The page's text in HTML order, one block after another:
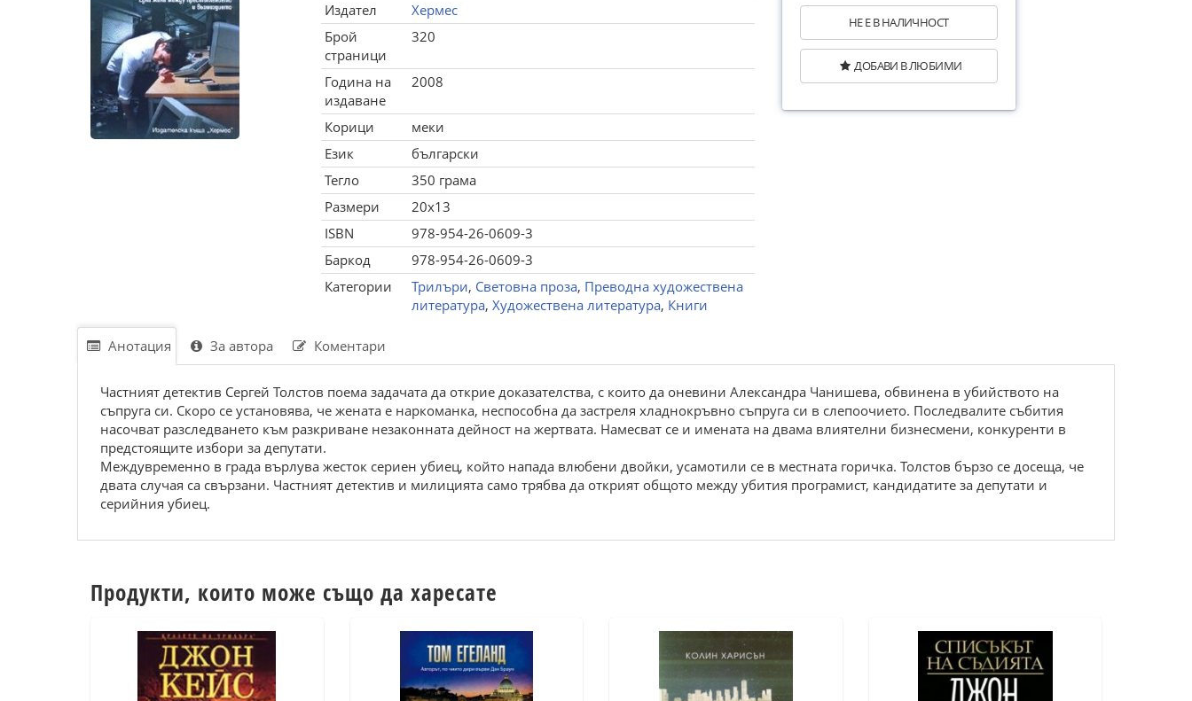
Издател
Хермес
Брой
страници
320
Година на
издаване
2008
Корици
меки
Език
български
Тегло
350 грама
Размери
20x13
ISBN
978-954-26-0609-3
Баркод
978-954-26-0609-3
Категории
Трилъри, Световна проза, Преводна художествена
литература, Художествена литература, Книги
НЕ Е В НАЛИЧНОСТ
ДОБАВИ В ЛЮБИМИ
Анотация За автора Коментари
Частният детектив Сергей Толстов поема задачата да открие доказателства, с които да оневини Александра Чанишева, обвинена в убийството на
съпруга си. Скоро се установява, че жената е наркоманка, неспособна да застреля хладнокръвно съпруга си в слепоочието. Последвалите събития
насочват разследването към разкриване незаконната дейност на жертвата. Намесват се и имената на двама влиятелни бизнесмени, конкуренти в
предстоящите избори за депутати.
Междувременно в града върлува жесток сериен убиец, който напада влюбени двойки, усамотили се в местната горичка. Толстов бързо се досеща, че
двата случая са свързани. Частният детектив и милицията само трябва да открият общото между убития програмист, кандидатите за депутати и
серийния убиец.
Продукти, които може също да харесате